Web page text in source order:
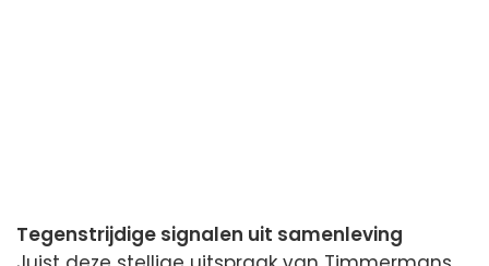
Tegenstrijdige signalen uit samenleving